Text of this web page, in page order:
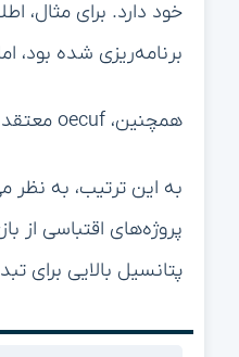
برنامه‌ریزی شده بود،
همچنین، oecuf معتقد است که اخبار بیشتری در راه است.
پتانسیل بالایی برای